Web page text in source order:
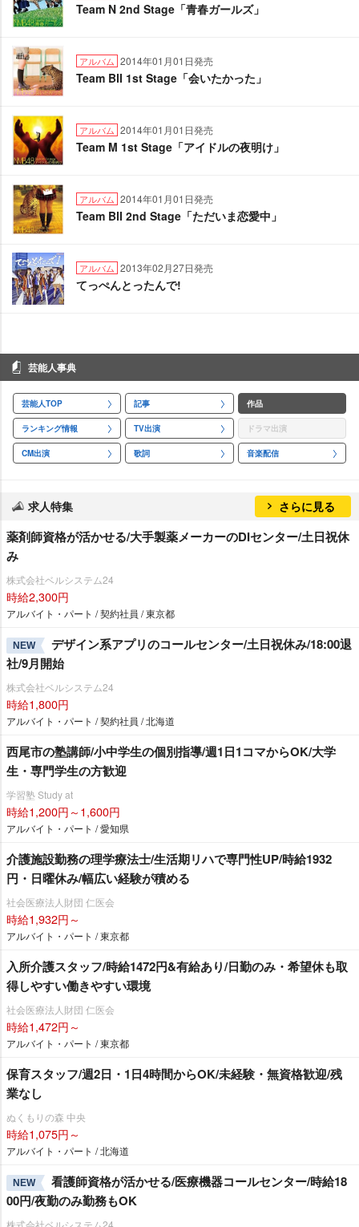
Team N 2nd Stage「青春ガールズ」
アルバム 2014年01月01日発売
Team BⅡ 1st Stage「会いたかった」
アルバム 2014年01月01日発売
Team M 1st Stage「アイドルの夜明け」
アルバム 2014年01月01日発売
Team BⅡ 2nd Stage「ただいま恋愛中」
アルバム 2013年02月27日発売
てっぺんとったんで!
芸能人事典
芸能人TOP 記事 作品
ランキング情報 TV出演 ドラマ出演
CM出演 歌詞 音楽配信
求人特集 さらに見る
薬剤師資格が活かせる/大手製薬メーカーのDIセンター/土日祝休
み
株式会社ベルシステム24
時給2,300円
アルバイト・パート / 契約社員 / 東京都
NEW
デザイン系アプリのコールセンター/土日祝休み/18:00退
社/9月開始
株式会社ベルシステム24
時給1,800円
アルバイト・パート / 契約社員 / 北海道
西尾市の塾講師/小中学生の個別指導/週1日1コマからOK/大学
生・専門学生の方歓迎
学習塾 Study at
時給1,200円～1,600円
アルバイト・パート / 愛知県
介護施設勤務の理学療法士/生活期リハで専門性UP/時給1932
円・日曜休み/幅広い経験が積める
社会医療法人財団 仁医会
時給1,932円～
アルバイト・パート / 東京都
入所介護スタッフ/時給1472円&有給あり/日勤のみ・希望休も取
得しやすい働きやすい環境
社会医療法人財団 仁医会
時給1,472円～
アルバイト・パート / 東京都
保育スタッフ/週2日・1日4時間からOK/未経験・無資格歓迎/残
業なし
ぬくもりの森 中央
時給1,075円～
アルバイト・パート / 北海道
NEW
看護師資格が活かせる/医療機器コールセンター/時給18
00円/夜勤のみ勤務もOK
株式会社ベルシステム24